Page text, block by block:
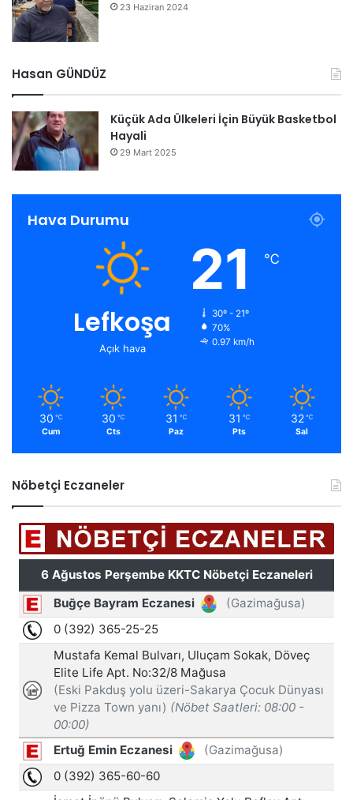
23 Haziran 2024
Hasan GÜNDÜZ
Küçük Ada Ülkeleri İçin Büyük Basketbol
Hayali
29 Mart 2025
Hava Durumu
Lefkoşa
Açık hava
21 ℃
30º - 21º
70%
0.97 km/h
30 ℃
Cum
30 ℃
Cts
31 ℃
Paz
31 ℃
Pts
32 ℃
Sal
Nöbetçi Eczaneler